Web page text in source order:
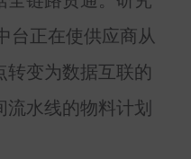
台正在使供应商从
变为数据互联的
流水线的物料计划